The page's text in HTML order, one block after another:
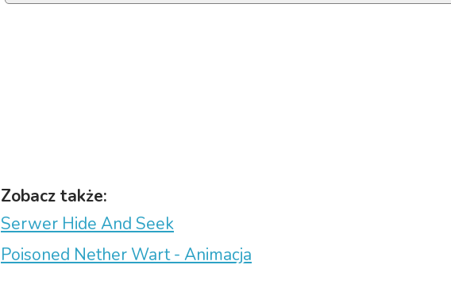
Zobacz także:
Serwer Hide And Seek
Poisoned Nether Wart - Animacja